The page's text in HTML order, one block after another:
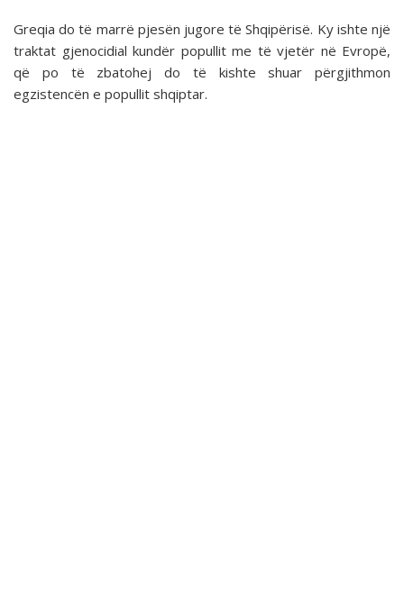
Greqia do të marrë pjesën jugore të Shqipërisë. Ky ishte një
traktat gjenocidial kundër popullit me të vjetër në Evropë,
që po të zbatohej do të kishte shuar përgjithmon
egzistencën e popullit shqiptar.